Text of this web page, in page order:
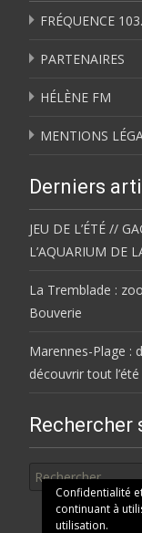
FRÉQUENCE
PARTENAIRES
HÉLÈNE FM
MENTIONS
Derniers
JEU DE L’ÉTÉ //
L’AQUARIUM DE
La Tremblade :
Bouverie
Marennes-Plage :
découvrir tout l’été
Rechercher
Confidentialité
continuant à
utilisation.